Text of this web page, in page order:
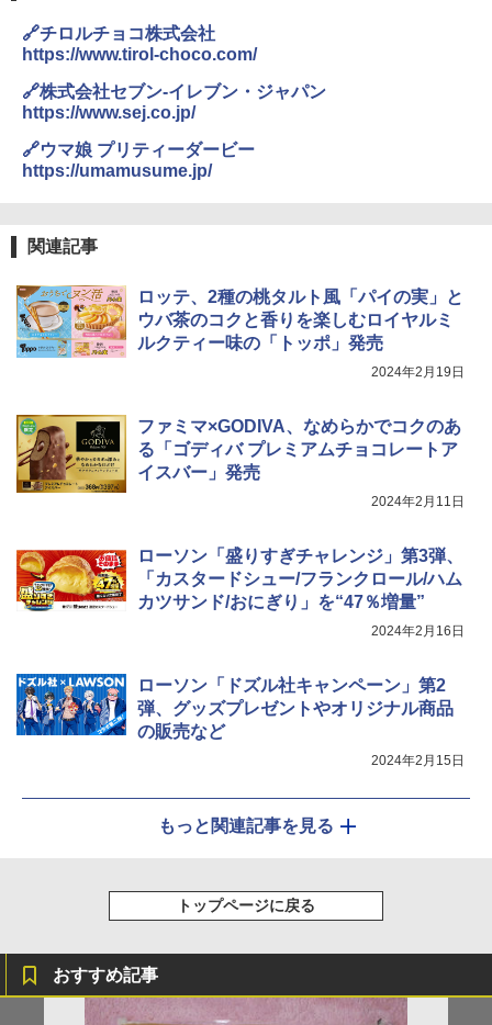
3
国分 tabete だし麺 千葉県産はまぐりだ
し 塩らーめん 108g×10袋 保存食 備蓄
￥2,323
4
カップヌードル カップヌードルPRO シ
5
カップヌードル カップヌードルPRO し
ょうゆ 高たんぱく&低糖質 さらに塩分控
3
レンジ 省エネ 高効率 15L 一人暮らし 二
人暮らし フラットテーブル グレー YRZ-
低温調理 AMRC-10M(B) ブラック
お手入れ 小型 新生活 一人暮らし 二人暮
らし ファミリー
￥34,546
5
シャープ ウォーターオーブン ヘルシオ
AX-XJ1-B ブラック 30L 2段調理 コンベ
クション トースト機能
🔗チロルチョコ株式会社
https://www.tirol-choco.com/
🔗株式会社セブン-イレブン・ジャパン
https://www.sej.co.jp/
🔗ウマ娘 プリティーダービー
https://umamusume.jp/
関連記事
ロッテ、2種の桃タルト風「パイの実」と
ウバ茶のコクと香りを楽しむロイヤルミ
ルクティー味の「トッポ」発売
2024年2月19日
ファミマ×GODIVA、なめらかでコクのあ
る「ゴディバ プレミアムチョコレートア
イスバー」発売
2024年2月11日
ローソン「盛りすぎチャレンジ」第3弾、
「カスタードシュー/フランクロール/ハム
カツサンド/おにぎり」を“47％増量”
2024年2月16日
ローソン「ドズル社キャンペーン」第2
弾、グッズプレゼントやオリジナル商品
の販売など
2024年2月15日
もっと関連記事を見る
トップページに戻る
おすすめ記事